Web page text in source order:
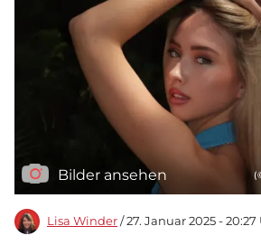
Bilder ansehen
Lisa Winder / 27. Januar 2025 - 20:27